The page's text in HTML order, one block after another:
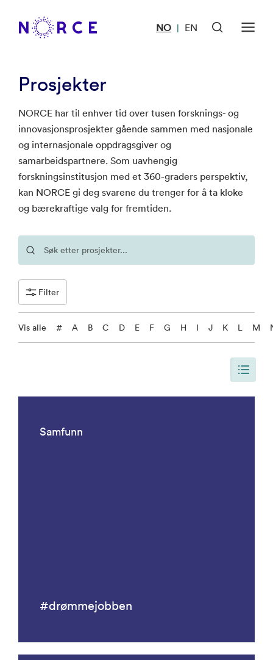
NO | EN
Prosjekter
NORCE har til enhver tid over tusen forsknings- og
innovasjonsprosjekter gående sammen med nasjonale
og internasjonale oppdragsgiver og
samarbeidspartnere. Som uavhengig
forskningsinstitusjon med et 360-graders perspektiv,
kan NORCE gi deg svarene du trenger for å ta kloke
og bærekraftige valg for fremtiden.
Filter
Vis alle # A B C D E F G H I J K L M
Samfunn
#drømmejobben